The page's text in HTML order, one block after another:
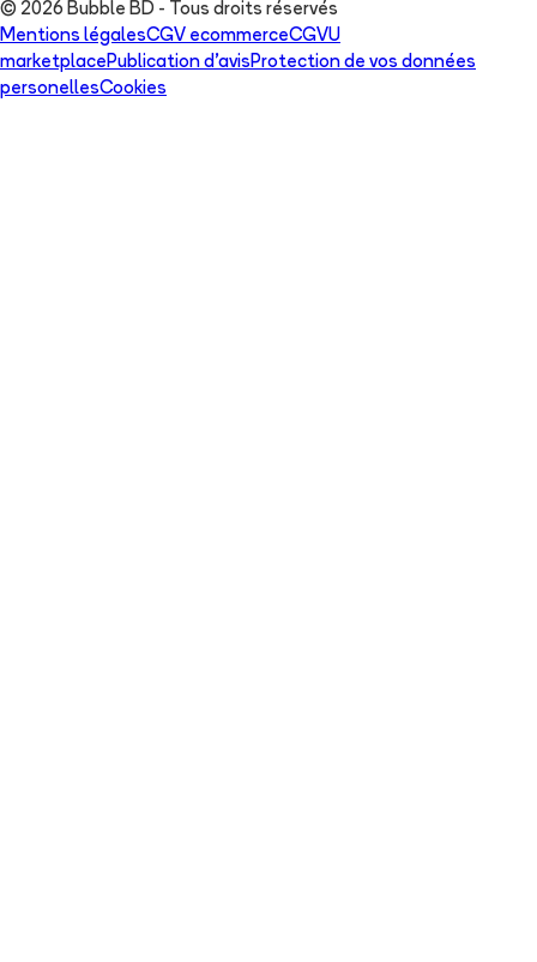
© 2026 Bubble BD - Tous droits réservés
Mentions légalesCGV ecommerceCGVU
marketplacePublication d'avisProtection de vos données
personellesCookies